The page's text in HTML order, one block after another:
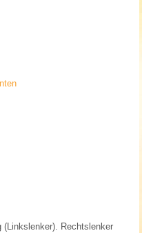
(Linkslenker). Rechtslenker